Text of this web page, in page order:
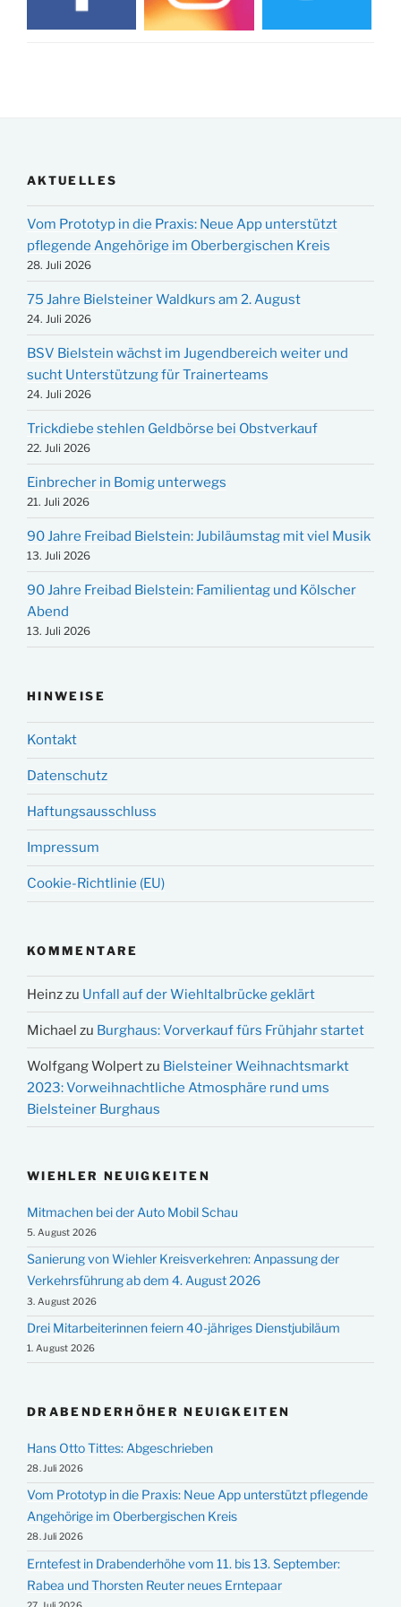
AKTUELLES
Vom Prototyp in die Praxis: Neue App unterstützt
pflegende Angehörige im Oberbergischen Kreis
28. Juli 2026
75 Jahre Bielsteiner Waldkurs am 2. August
24. Juli 2026
BSV Bielstein wächst im Jugendbereich weiter und
sucht Unterstützung für Trainerteams
24. Juli 2026
Trickdiebe stehlen Geldbörse bei Obstverkauf
22. Juli 2026
Einbrecher in Bomig unterwegs
21. Juli 2026
90 Jahre Freibad Bielstein: Jubiläumstag mit viel Musik
13. Juli 2026
90 Jahre Freibad Bielstein: Familientag und Kölscher
Abend
13. Juli 2026
HINWEISE
Kontakt
Datenschutz
Haftungsausschluss
Impressum
Cookie-Richtlinie (EU)
KOMMENTARE
Heinzzu Unfall auf der Wiehltalbrücke geklärt
Michael zu Burghaus: Vorverkauf fürs Frühjahr startet
Wolfgang Wolpertzu Bielsteiner Weihnachtsmarkt
2023: Vorweihnachtliche Atmosphäre rund ums
Bielsteiner Burghaus
WIEHLER NEUIGKEITEN
Mitmachen bei der Auto Mobil Schau
5. August 2026
Sanierung von Wiehler Kreisverkehren: Anpassung der
Verkehrsführung ab dem 4. August 2026
3. August 2026
Drei Mitarbeiterinnen feiern 40-jähriges Dienstjubiläum
1. August 2026
DRABENDERHÖHER NEUIGKEITEN
Hans Otto Tittes: Abgeschrieben
28. Juli 2026
Vom Prototyp in die Praxis: Neue App unterstützt pflegende
Angehörige im Oberbergischen Kreis
28. Juli 2026
Erntefest in Drabenderhöhe vom 11. bis 13. September:
Rabea und Thorsten Reuter neues Erntepaar